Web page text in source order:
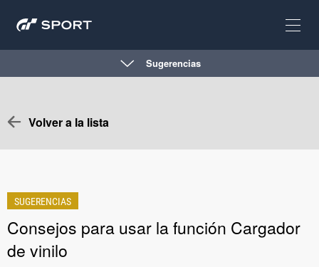
Sugerencias
Volver a la lista
SUGERENCIAS
Consejos para usar la función Cargador
de vinilo